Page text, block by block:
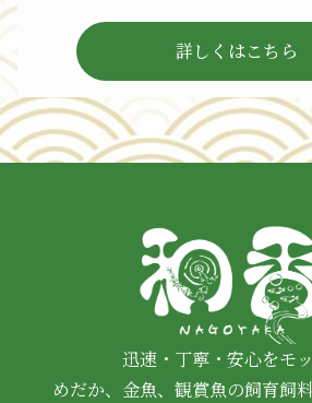
詳しくはこちら
迅速・丁寧・安心をモ
めだか、金魚、観賞魚の飼育飼